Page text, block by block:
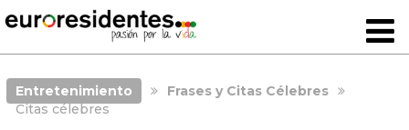
Entretenimiento
Frases y Citas Célebres
Citas célebres